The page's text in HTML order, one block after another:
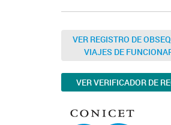
VER REGISTRO DE
VIAJES DE
VER VERIFICADOR DE